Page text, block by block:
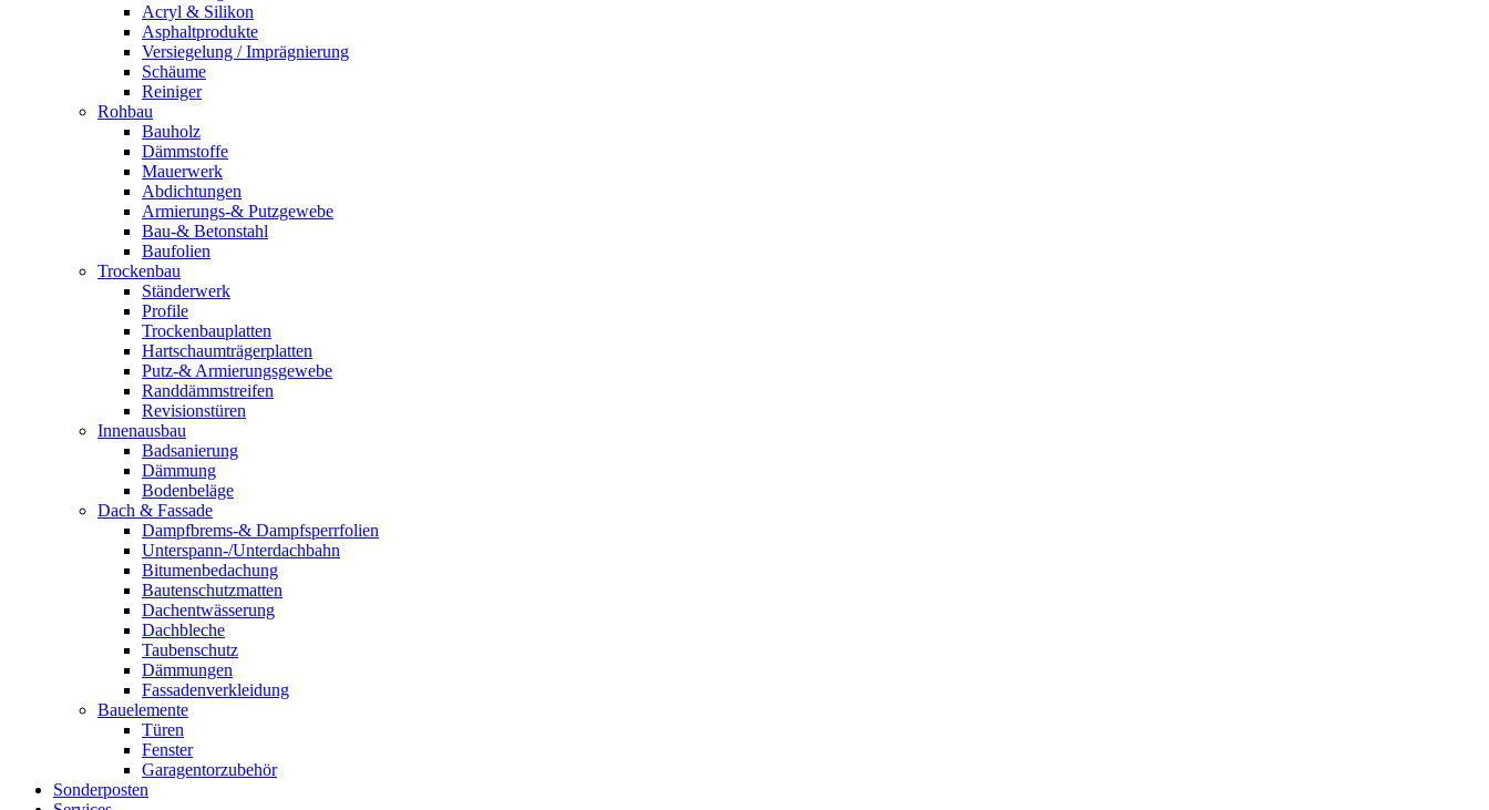
Acryl & Silikon
Asphaltprodukte
Versiegelung / Imprägnierung
Schäume
Reiniger
Rohbau
Bauholz
Dämmstoffe
Mauerwerk
Abdichtungen
Armierungs-& Putzgewebe
Bau-& Betonstahl
Baufolien
Trockenbau
Ständerwerk
Profile
Trockenbauplatten
Hartschaumträgerplatten
Putz-& Armierungsgewebe
Randdämmstreifen
Revisionstüren
Innenausbau
Badsanierung
Dämmung
Bodenbeläge
Dach & Fassade
Dampfbrems-& Dampfsperrfolien
Unterspann-/Unterdachbahn
Bitumenbedachung
Bautenschutzmatten
Dachentwässerung
Dachbleche
Taubenschutz
Dämmungen
Fassadenverkleidung
Bauelemente
Türen
Fenster
Garagentorzubehör
Sonderposten